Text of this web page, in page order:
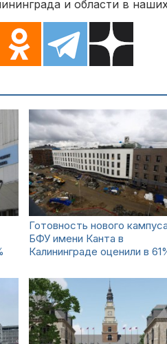
и области в
Готовность нового
БФУ имени Канта в
Калининграде оценили в